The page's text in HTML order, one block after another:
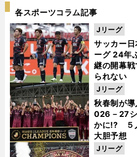
各スポーツコラム記事
サッカー日
ーグ 24年
継の開幕
られない
Jリーグ
秋春制が
026－27
かに!? ５
大胆予想
Jリーグ
Jリーグ